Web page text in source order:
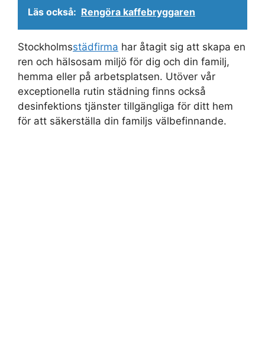
Läs också: Rengöra kaffebryggaren
Stockholmsstädfirma har åtagit sig att skapa en
ren och hälsosam miljö för dig och din familj,
hemma eller på arbetsplatsen. Utöver vår
exceptionella rutin städning finns också
desinfektions tjänster tillgängliga för ditt hem
för att säkerställa din familjs välbefinnande.